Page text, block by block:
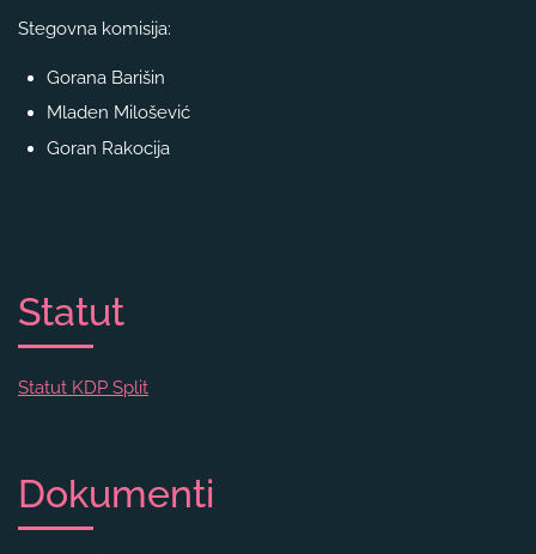
Stegovna komisija:
Gorana Barišin
Mladen Milošević
Goran Rakocija
Statut
Statut KDP Split
Dokumenti